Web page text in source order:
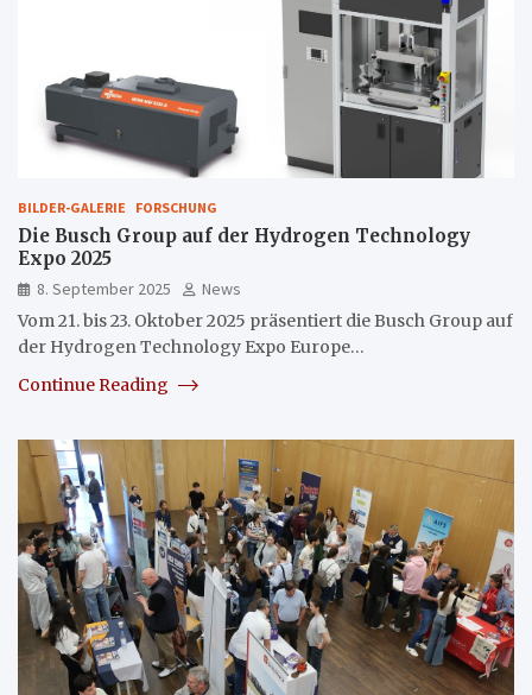
BILDER-GALERIE FORSCHUNG
Die Busch Group auf der Hydrogen Technology
Expo 2025
8. September 2025
News
Vom 21. bis 23. Oktober 2025 präsentiert die Busch Group auf
der Hydrogen Technology Expo Europe…
Continue Reading